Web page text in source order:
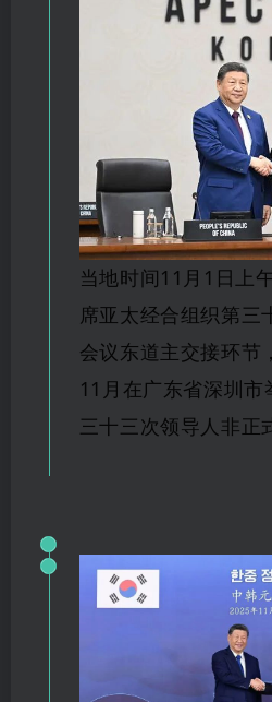
当地时间11月1日上
席亚太经合组织第三
会议东道主交接环节
11月在广东省深圳
三十三次领导人非正